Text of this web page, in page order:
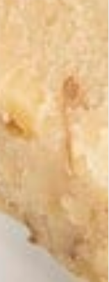
garantis avec